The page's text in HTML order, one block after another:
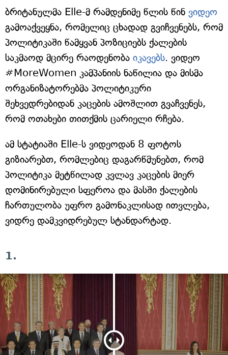
ბრიტანულმა Elle-მ რამდენიმე წლის წინ ვიდეო
გამოაქვეყნა, რომელიც ცხადად გვიჩვენებს, რომ
პოლიტიკაში წამყვან პოზიციებს ქალების
საკმაოდ მცირე რაოდენობა იკავებს. ვიდეო
#MoreWomen კამპანიის ნაწილია და მისმა
ორგანიზატორებმა პოლიტიკური
შეხვედრებიდან კაცების ამოშლით გვაჩვენეს,
რომ ოთახები თითქმის ცარიელი რჩება.
ამ სტატიაში Elle-ს ვიდეოდან 8 ფოტოს
გიზიარებთ, რომლებიც დაგარწმუნებთ, რომ
პოლიტიკა მეტწილად კვლავ კაცების მიერ
დომინირებული სფეროა და მასში ქალების
ჩართულობა უფრო გამონაკლისად ითვლება,
ვიდრე დამკვიდრებულ სტანდარტად.
1.